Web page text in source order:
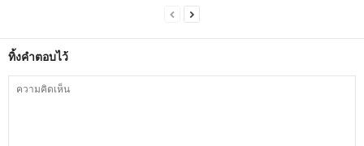
ทิ้งคำตอบไว้